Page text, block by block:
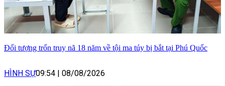
Đối tượng trốn truy nã 18 năm về tội ma túy bị bắt tại Phú Quốc
HÌNH SỰ09:54 | 08/08/2026